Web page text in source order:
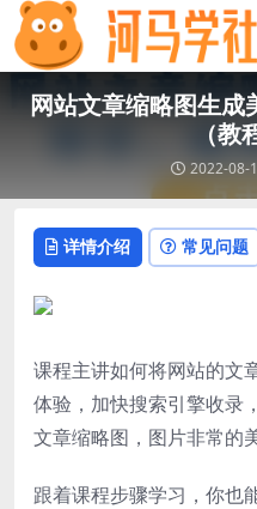
网站文章缩略图生成
（教
2022-08-
详情介绍 常见问题
课程主讲如何将网站的文
体验，加快搜索引擎收录
文章缩略图，图片非常的
跟着课程步骤学习，你也